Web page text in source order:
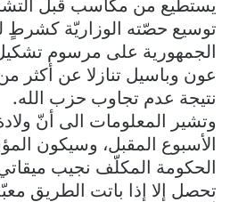
يستطيع من مكاسب قبل
توسيع حصّته الوزاريّة كشرطٍ
الجمهورية على مرسوم
عون وباسيل تنازلا عن أكثر
نتيجة عدم تجاوب حزب الله.
وتشير المعلومات الى أنّ
الأسبوع المقبل، وسيكون
الحكومة المكلّف نجيب ميقاتي
تحصل إلا إذا باتت الطريق